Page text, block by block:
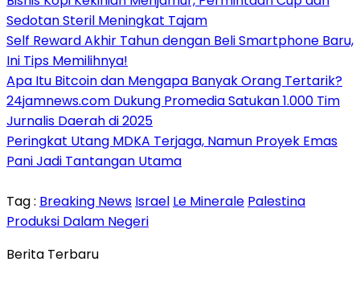
Sedotan Steril Meningkat Tajam
Self Reward Akhir Tahun dengan Beli Smartphone Baru,
Ini Tips Memilihnya!
Apa Itu Bitcoin dan Mengapa Banyak Orang Tertarik?
24jamnews.com Dukung Promedia Satukan 1.000 Tim
Jurnalis Daerah di 2025
Peringkat Utang MDKA Terjaga, Namun Proyek Emas
Pani Jadi Tantangan Utama
Tag : Breaking News Israel Le Minerale Palestina
Produksi Dalam Negeri
Berita Terbaru